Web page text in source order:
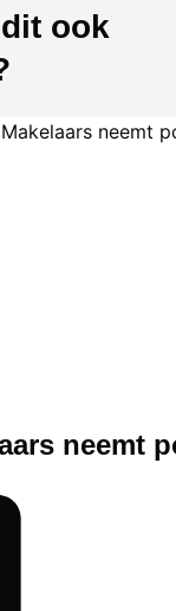
ook
neemt